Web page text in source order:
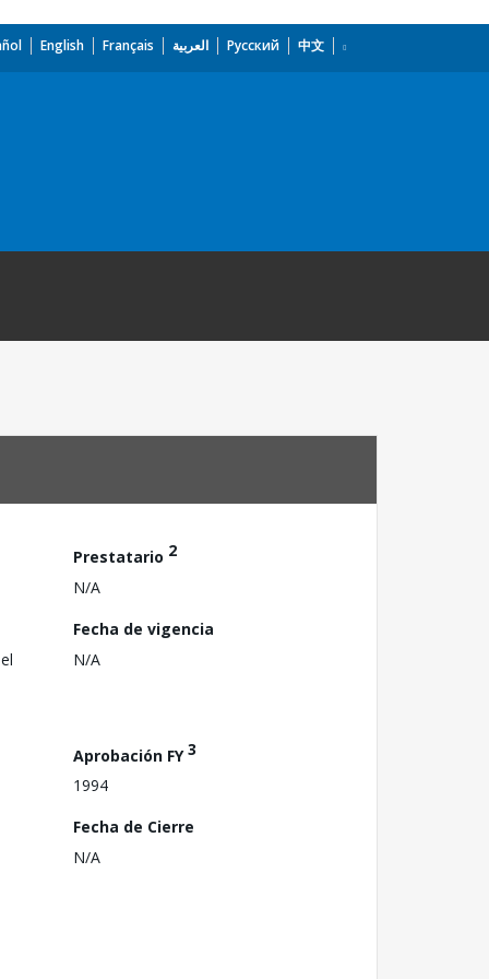
English Français العربية Русский 中文
Prestatario 2
N/A
Fecha de vigencia
N/A
Aprobación FY3
1994
Fecha de Cierre
N/A